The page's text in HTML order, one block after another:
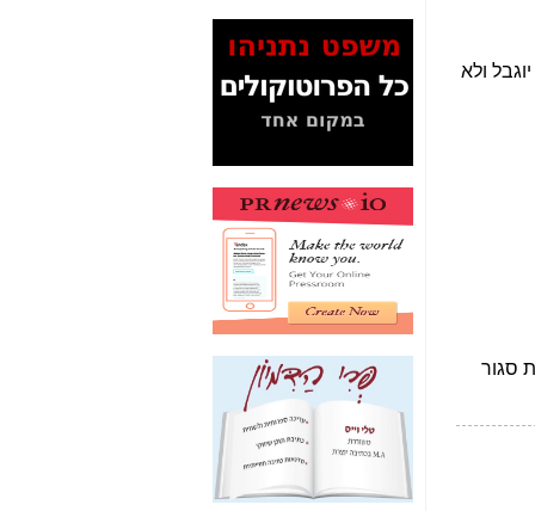
המסמכים בנושא בזק-
Yes (תיק 4000)
מוכיחים "תפירת תיק"
לאיש הלא נכון! -כאן
עובדות ומסמכים
האם ביבי כשר
תקשורת עזר לקב'
בזק? -כאן
מה מקור ה-Fake
News שהביא לתפירת
תיק לביבי והעלמת
החשודים הנכונים -כאן
אחת הרגליים של "תיק
4000 התפור"
התמוטטה היום
בניצחון (כפול) של בזק
-
כאן
איך כתבות מפנקות